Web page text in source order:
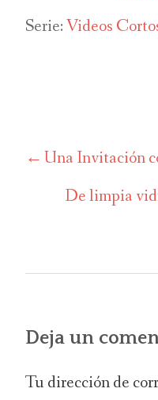
Serie:Videos
Navegación
Una Invitación
De limpia
Deja un
Tu dirección de